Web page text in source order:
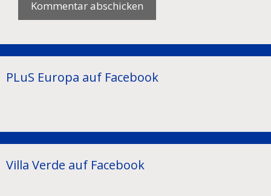
PLuS Europa auf Facebook
Villa Verde auf Facebook